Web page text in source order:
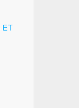
ET